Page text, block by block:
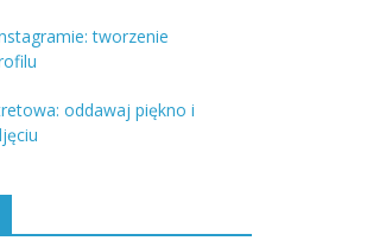
tworzenie
oddawaj piękno i